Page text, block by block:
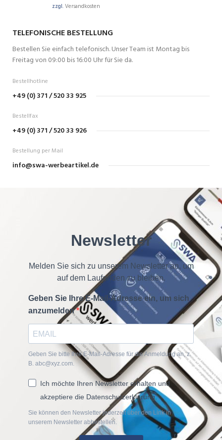
zzgl.Versandkosten
TELEFONISCHE BESTELLUNG
Bestellen Sie einfach telefonisch. Unser Team ist Montag bis
Freitag von 09:00 bis 16:00 Uhr für Sie da.
Bestellhotline
+49 (0) 371 / 520 33 925
Bestellfax
+49 (0) 371 / 520 33 926
Bestellung per Mail
info@swa-werbeartikel.de
Newsletter
Melden Sie sich zu unserem Newsletter an, um
auf dem Laufenden zu bleiben.
Geben Sie Ihre E-Mail-Adresse ein, um sich
anzumelden
Geben Sie bitte Ihre E-Mail-Adresse für die Anmeldung an, z.
B. abc@xyz.com.
Ich möchte Ihren Newsletter erhalten und
akzeptiere die Datenschutzerklärung.
Sie können den Newsletter jederzeit über den Link in
unserem Newsletter abbestellen.